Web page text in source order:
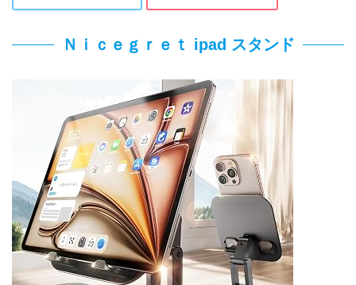
Ｎｉｃｅｇｒｅｔ ipad スタンド